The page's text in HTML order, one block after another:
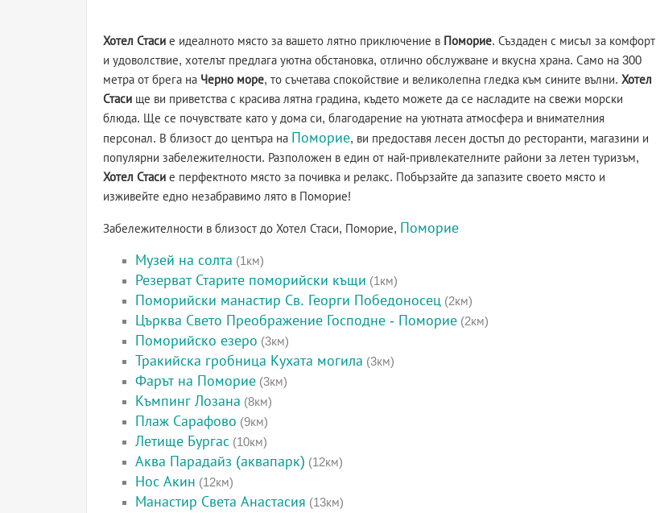
Хотел Стаси е идеалното място за вашето лятно приключение в Поморие. Създаден с мисъл за комфорт
и удоволствие, хотелът предлага уютна обстановка, отлично обслужване и вкусна храна. Само на 300
метра от брега на Черно море, то съчетава спокойствие и великолепна гледка към сините вълни. Хотел
Стаси ще ви приветства с красива лятна градина, където можете да се насладите на свежи морски
блюда. Ще се почувствате като у дома си, благодарение на уютната атмосфера и внимателния
персонал. В близост до центъра на Поморие, ви предоставя лесен достъп до ресторанти, магазини и
популярни забележителности. Разположен в един от най-привлекателните райони за летен туризъм,
Хотел Стаси е перфектното място за почивка и релакс. Побързайте да запазите своето място и
изживейте едно незабравимо лято в Поморие!
Забележителности в близост до Хотел Стаси, Поморие, Поморие
Музей на солта (1км)
Резерват Старите поморийски къщи (1км)
Поморийски манастир Св. Георги Победоносец (2км)
Църква Свето Преображение Господне - Поморие (2км)
Поморийско езеро (3км)
Тракийска гробница Кухата могила (3км)
Фарът на Поморие (3км)
Къмпинг Лозана (8км)
Плаж Сарафово (9км)
Летище Бургас (10км)
Аква Парадайз (аквапарк) (12км)
Нос Акин (12км)
Манастир Света Анастасия (13км)